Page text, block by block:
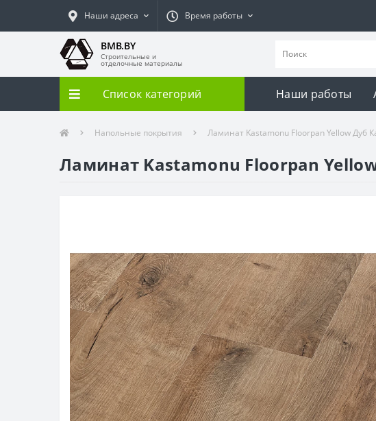
Наши адреса Время работы
BMB.BY
Строительные и
отделочные материалы
Список категорий Наши работы
Напольные покрытия Ламинат Kastamonu Floorpan Yellow Дуб
Ламинат Kastamonu Floorpan